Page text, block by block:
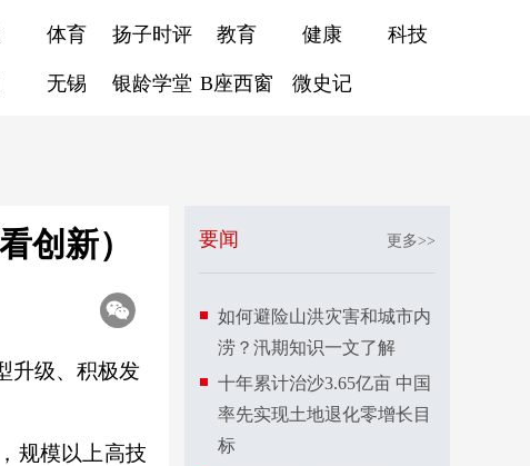
体育 扬子时评 教育 健康 科技
无锡 银龄学堂 B座西窗 微史记
创新）
升级、积极发
规模以上高技
要闻 更多>>
如何避险山洪灾害和城市内
涝？汛期知识一文了解
十年累计治沙3.65亿亩 中国
率先实现土地退化零增长目
标